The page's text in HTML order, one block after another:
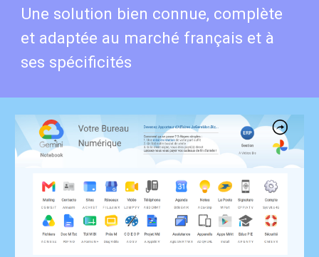
Une solution bien connue, complète
et adaptée au marché français et à
ses spécificités